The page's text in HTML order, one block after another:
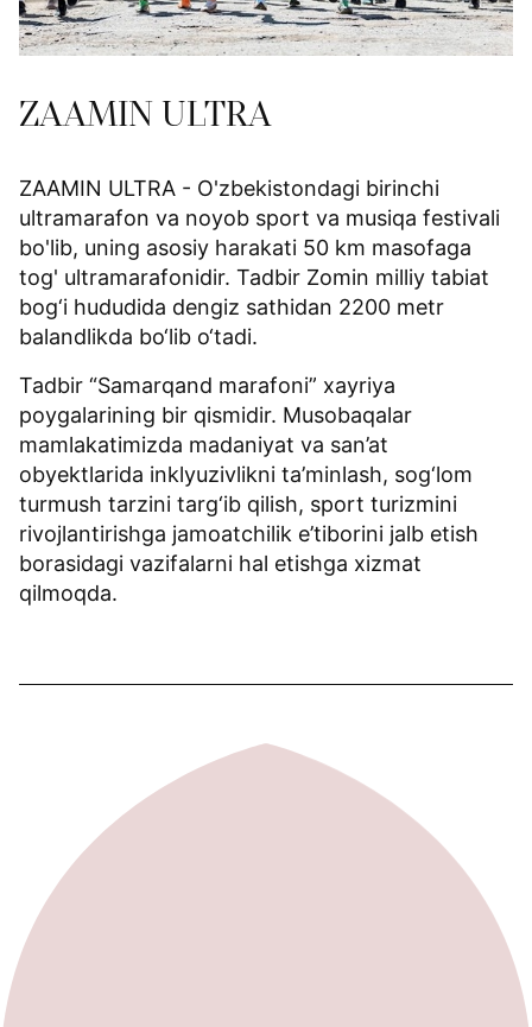
ZAAMIN ULTRA
ZAAMIN ULTRA - O'zbekistondagi birinchi
ultramarafon va noyob sport va musiqa festivali
bo'lib, uning asosiy harakati 50 km masofaga
tog' ultramarafonidir. Tadbir Zomin milliy tabiat
bog‘i hududida dengiz sathidan 2200 metr
balandlikda bo‘lib o‘tadi.
Tadbir “Samarqand marafoni” xayriya
poygalarining bir qismidir. Musobaqalar
mamlakatimizda madaniyat va san’at
obyektlarida inklyuzivlikni ta’minlash, sog‘lom
turmush tarzini targ‘ib qilish, sport turizmini
rivojlantirishga jamoatchilik e’tiborini jalb etish
borasidagi vazifalarni hal etishga xizmat
qilmoqda.